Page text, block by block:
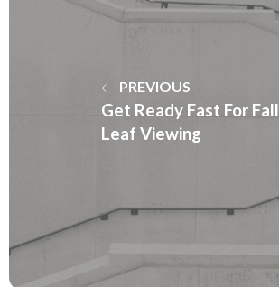
PREVIOUS
Get Ready Fast For Fall
Leaf Viewing